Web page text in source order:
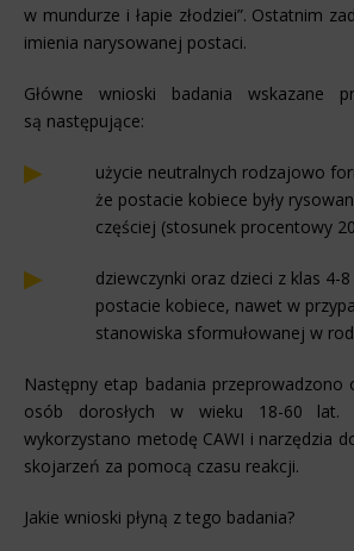
w mundurze i łapie złodziei”. Ostatnim
imienia narysowanej postaci.
Główne wnioski badania wskazane
są następujące:
użycie neutralnych rodzajowo
że postacie kobiece były
częściej (stosunek procentowy
dziewczynki oraz dzieci z klas 4-
postacie kobiece, nawet w
stanowiska sformułowanej w
Następny etap badania przeprowadzono
osób dorosłych w wieku 18-60 lat.
wykorzystano metodę CAWI i narzędzia
skojarzeń za pomocą czasu reakcji.
Jakie wnioski płyną z tego badania?